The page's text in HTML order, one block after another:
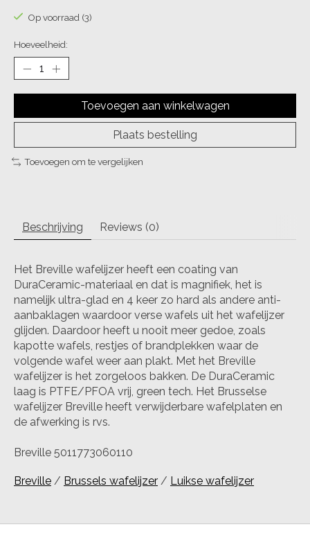
Op voorraad (3)
Hoeveelheid:
Toevoegen aan winkelwagen
Plaats bestelling
Toevoegen om te vergelijken
Beschrijving Reviews (0)
Het Breville wafelijzer heeft een coating van
DuraCeramic-materiaal en dat is magnifiek, het is
namelijk ultra-glad en 4 keer zo hard als andere anti-
aanbaklagen waardoor verse wafels uit het wafelijzer
glijden. Daardoor heeft u nooit meer gedoe, zoals
kapotte wafels, restjes of brandplekken waar de
volgende wafel weer aan plakt. Met het Breville
wafelijzer is het zorgeloos bakken. De DuraCeramic
laag is PTFE/PFOA vrij, green tech. Het Brusselse
wafelijzer Breville heeft verwijderbare wafelplaten en
de afwerking is rvs.
Breville 5011773060110
Breville / Brussels wafelijzer / Luikse wafelijzer